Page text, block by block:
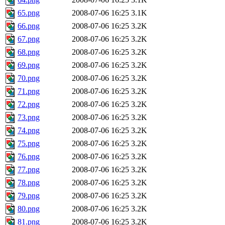
65.png
2008-07-06 16:25 3.1K
66.png
2008-07-06 16:25 3.2K
67.png
2008-07-06 16:25 3.2K
68.png
2008-07-06 16:25 3.2K
69.png
2008-07-06 16:25 3.2K
70.png
2008-07-06 16:25 3.2K
71.png
2008-07-06 16:25 3.2K
72.png
2008-07-06 16:25 3.2K
73.png
2008-07-06 16:25 3.2K
74.png
2008-07-06 16:25 3.2K
75.png
2008-07-06 16:25 3.2K
76.png
2008-07-06 16:25 3.2K
77.png
2008-07-06 16:25 3.2K
78.png
2008-07-06 16:25 3.2K
79.png
2008-07-06 16:25 3.2K
80.png
2008-07-06 16:25 3.2K
81.png
2008-07-06 16:25 3.2K